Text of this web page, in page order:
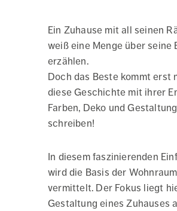
Ein Zuhause mit all seinen
weiß eine Menge über seine
erzählen.
Doch das Beste kommt erst
diese Geschichte mit ihrer
Farben, Deko und
schreiben!
In diesem faszinierenden
wird die Basis der
vermittelt. Der Fokus liegt
Gestaltung eines Zuhauses